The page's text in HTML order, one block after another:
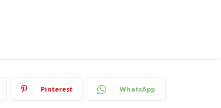
Pinterest WhatsApp